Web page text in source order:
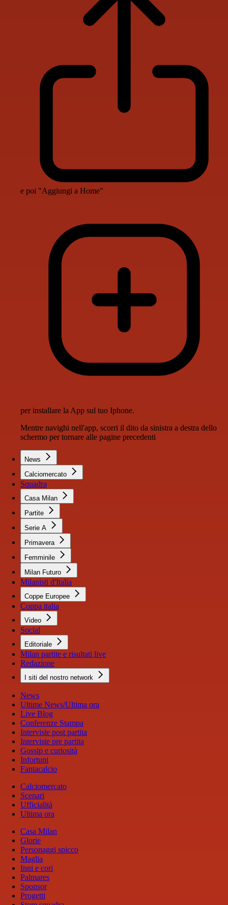
e poi "Aggiungi a Home"
per installare la App sul tuo Iphone.
Mentre navighi nell'app, scorri il dito da sinistra a destra dello
schermo per tornare alle pagine precedenti
News
Calciomercato
Squadra
Casa Milan
Partite
Serie A
Primavera
Femminile
Milan Futuro
Milanisti d'Italia
Coppe Europee
Coppa italia
Video
Social
Editoriale
Milan partite e risultati live
Redazione
I siti del nostro network
News
Ultime News/Ultima ora
Live Blog
Conferenze Stampa
Interviste post partita
Interviste pre partita
Gossip e curiosità
Infortuni
Fantacalcio
Calciomercato
Scenari
Ufficialità
Ultima ora
Casa Milan
Glorie
Personaggi spicco
Maglia
Inni e cori
Palmares
Sponsor
Progetti